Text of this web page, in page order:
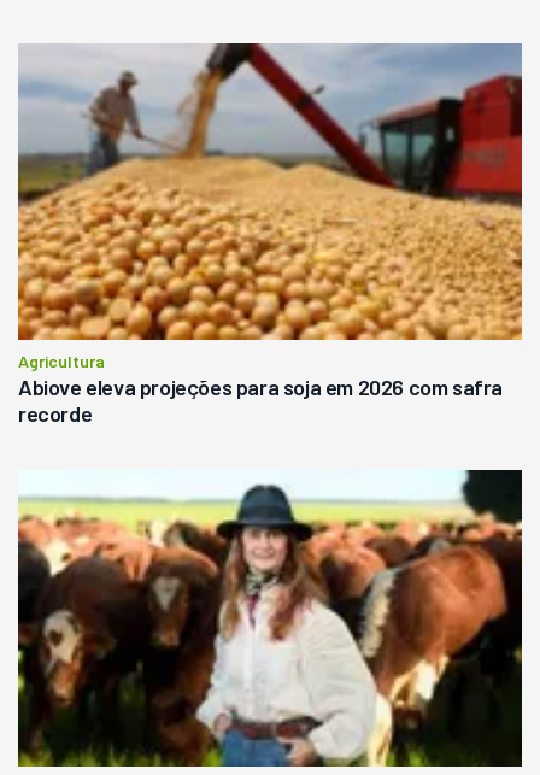
Agricultura
Abiove eleva projeções para soja em 2026 com safra
recorde